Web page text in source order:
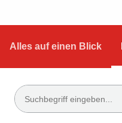
Alles auf einen Blick